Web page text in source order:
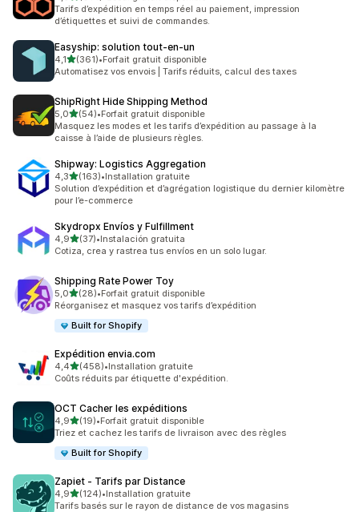
Tarifs d’expédition en temps réel au paiement, impression
d’étiquettes et suivi de commandes.
Easyship: solution tout‑en‑un
4,1étoile(s) sur 5
(361)
361 avis au total
•Forfait gratuit disponible
Automatisez vos envois | Tarifs réduits, calcul des taxes
ShipRight Hide Shipping Method
5,0étoile(s) sur 5
(54)
54 avis au total
•Forfait gratuit disponible
Masquez les modes et les tarifs d’expédition au passage à la
caisse à l’aide de plusieurs règles.
Shipway: Logistics Aggregation
4,3étoile(s) sur 5
(163)
163 avis au total
•Installation gratuite
Solution d’expédition et d’agrégation logistique du dernier kilomètre
pour l’e-commerce
Skydropx Envíos y Fulfillment
4,9étoile(s) sur 5
(37)
37 avis au total
•Instalación gratuita
Cotiza, crea y rastrea tus envíos en un solo lugar.
Shipping Rate Power Toy
5,0étoile(s) sur 5
(28)
28 avis au total
•Forfait gratuit disponible
Réorganisez et masquez vos tarifs d’expédition
Built for Shopify
Expédition envia.com
4,4étoile(s) sur 5
(458)
458 avis au total
•Installation gratuite
Coûts réduits par étiquette d'expédition.
OCT Cacher les expéditions
4,9étoile(s) sur 5
(19)
19 avis au total
•Forfait gratuit disponible
Triez et cachez les tarifs de livraison avec des règles
Built for Shopify
Zapiet ‑ Tarifs par Distance
4,9étoile(s) sur 5
(124)
124 avis au total
•Installation gratuite
Tarifs basés sur le rayon de distance de vos magasins